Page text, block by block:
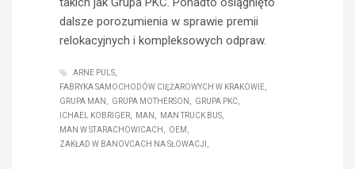
dalsze porozumienia w sprawie premii
relokacyjnych i kompleksowych odpraw.
ARNE PULS
FABRYKA SAMOCHODÓW CIĘŻAROWYCH W KRAKOWIE
GRUPA MAN
GRUPA MOTHERSON
GRUPA PKC
ICHAEL KOBRIGER
MAN
MAN TRUCK BUS
MAN W STARACHOWICACH
OEM
ZAKŁAD W BANOVCACH NA SŁOWACJI